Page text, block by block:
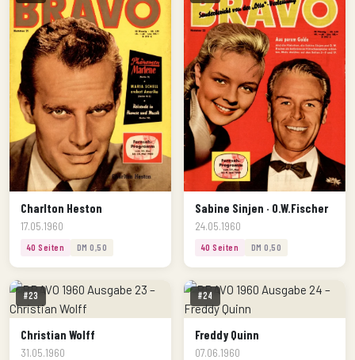
Charlton Heston
17.05.1960
40 Seiten DM 0,50
Sabine Sinjen · O.W.Fischer
24.05.1960
40 Seiten DM 0,50
#23
Christian Wolff
31.05.1960
#24
Freddy Quinn
07.06.1960